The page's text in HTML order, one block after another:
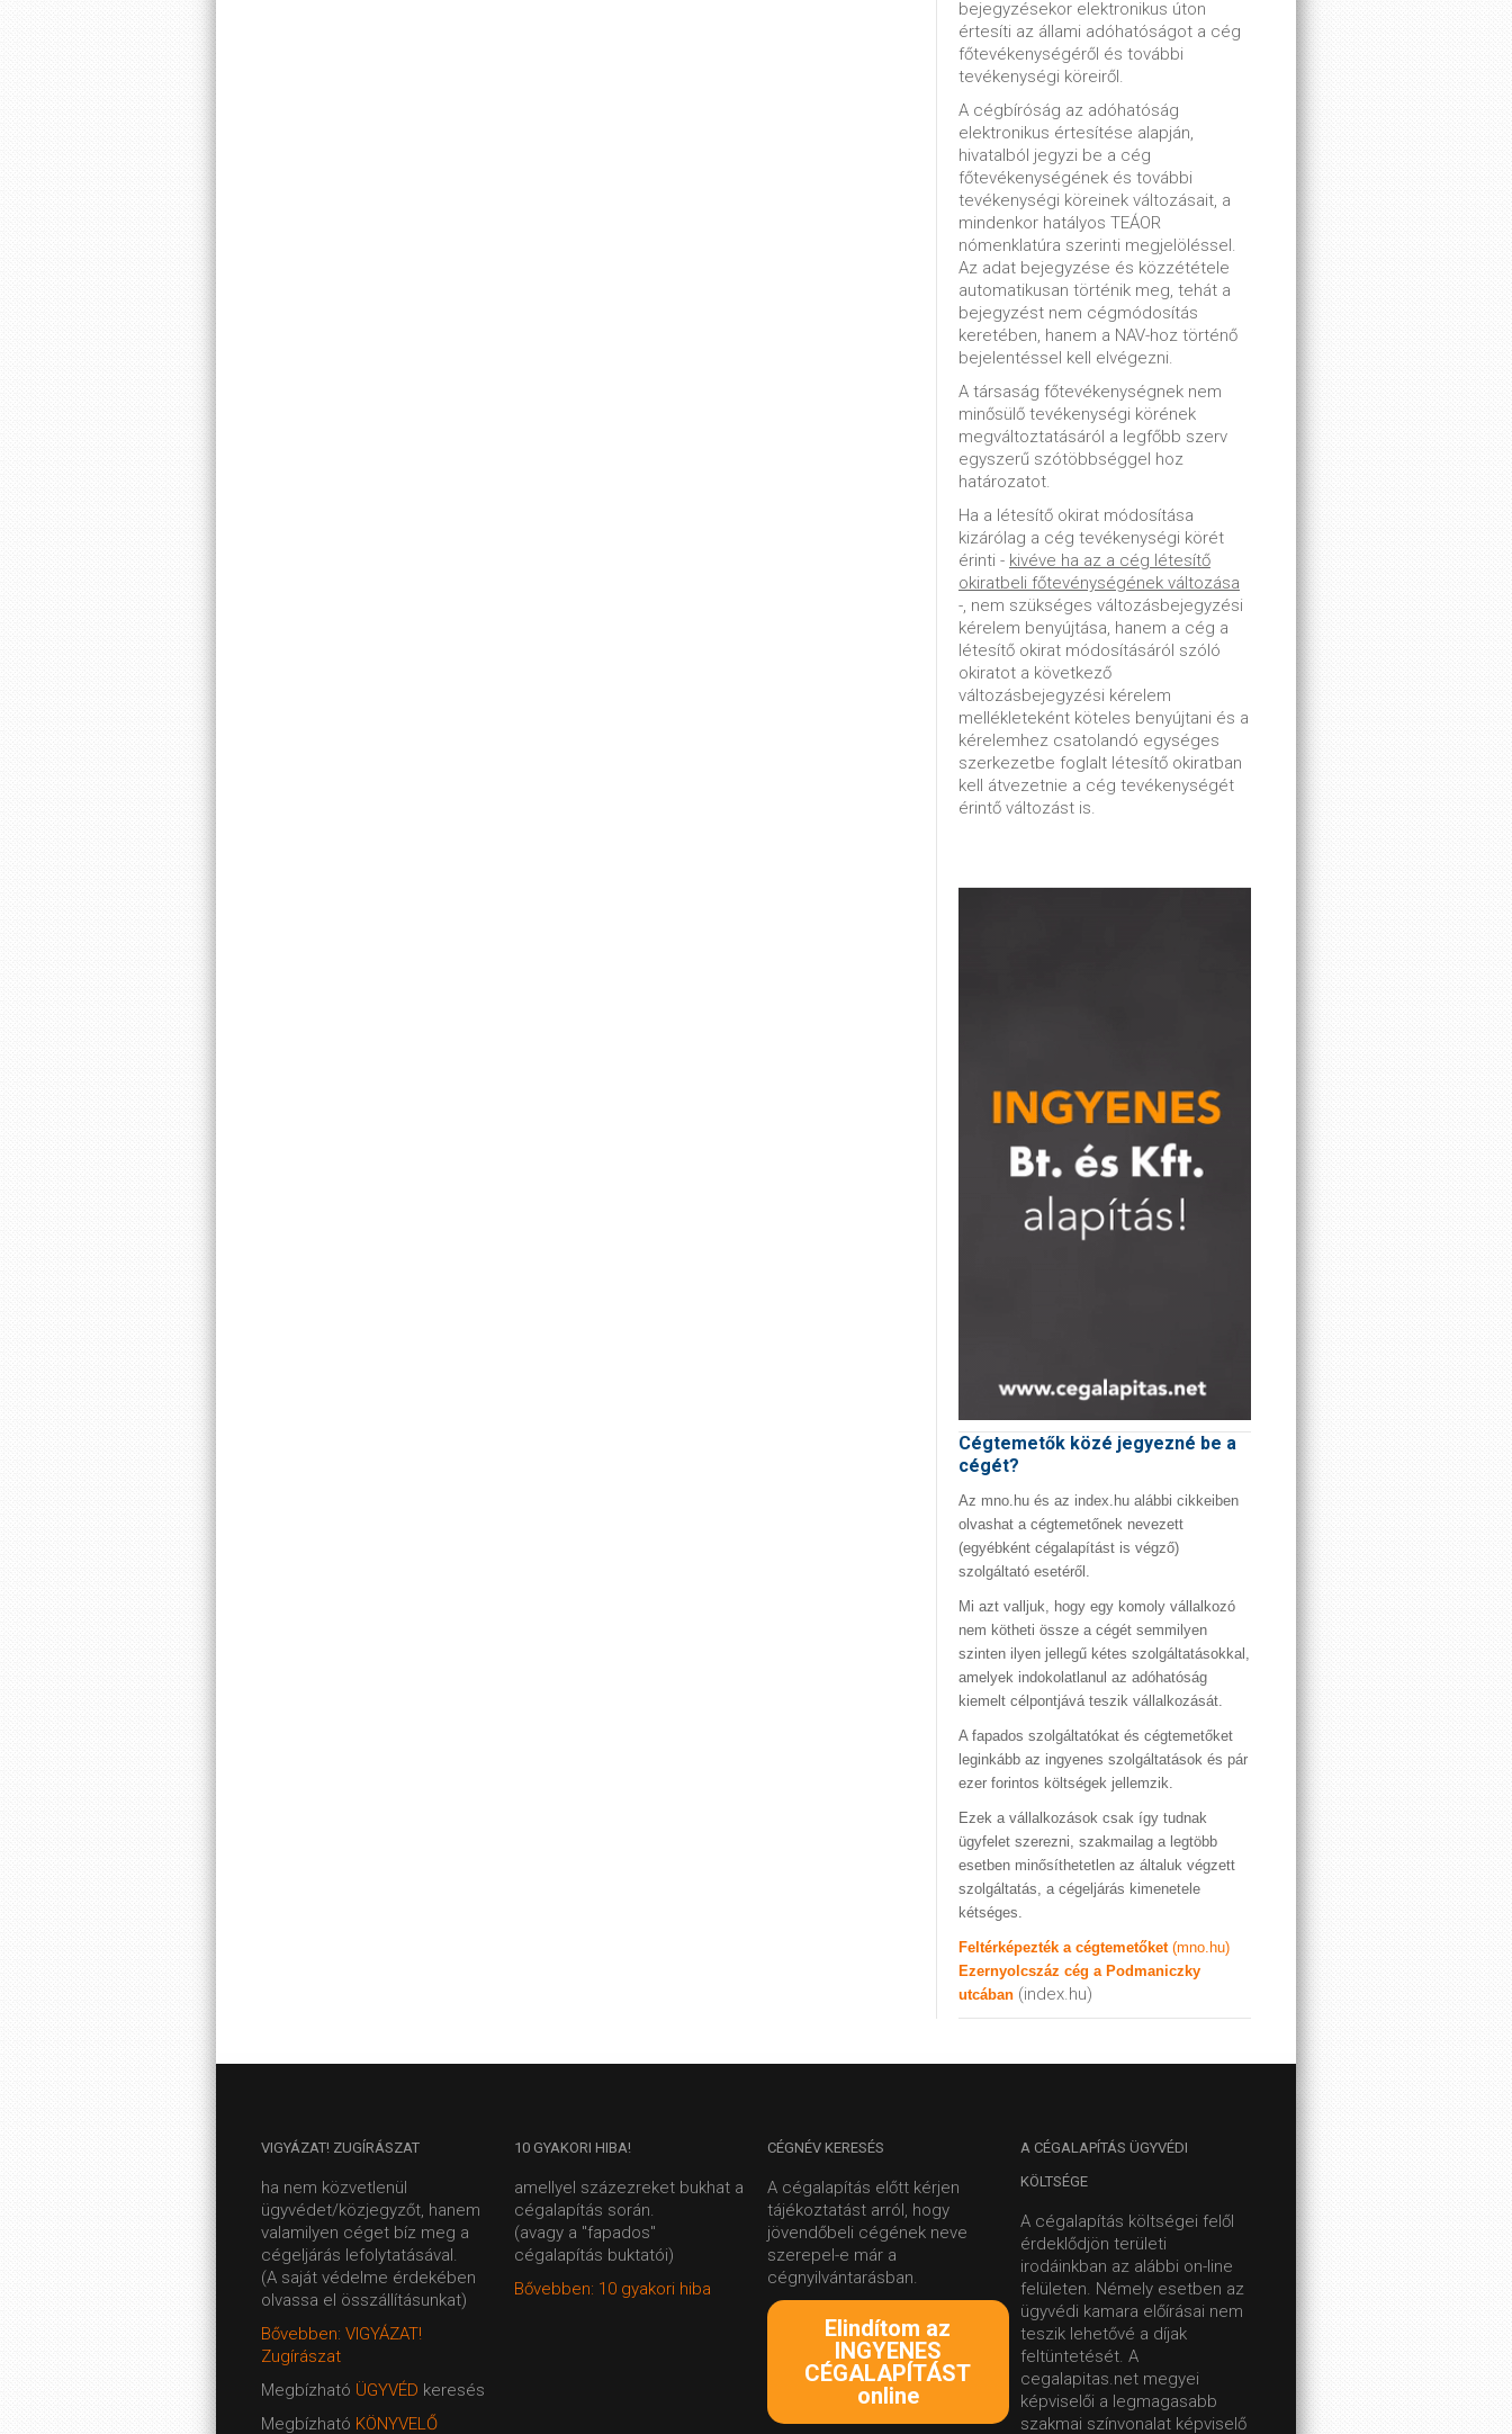
bejegyzésekor elektronikus úton
értesíti az állami adóhatóságot a cég
főtevékenységéről és további
tevékenységi köreiről.
A cégbíróság az adóhatóság
elektronikus értesítése alapján,
hivatalból jegyzi be a cég
főtevékenységének és további
tevékenységi köreinek változásait, a
mindenkor hatályos TEÁOR
nómenklatúra szerinti megjelöléssel.
Az adat bejegyzése és közzététele
automatikusan történik meg, tehát a
bejegyzést nem cégmódosítás
keretében, hanem a NAV-hoz történő
bejelentéssel kell elvégezni.
A társaság főtevékenységnek nem
minősülő tevékenységi körének
megváltoztatásáról a legfőbb szerv
egyszerű szótöbbséggel hoz
határozatot.
Ha a létesítő okirat módosítása
kizárólag a cég tevékenységi körét
érinti - kivéve ha az a cég létesítő
okiratbeli főtevénységének változása
-, nem szükséges változásbejegyzési
kérelem benyújtása, hanem a cég a
létesítő okirat módosításáról szóló
okiratot a következő
változásbejegyzési kérelem
mellékleteként köteles benyújtani és a
kérelemhez csatolandó egységes
szerkezetbe foglalt létesítő okiratban
kell átvezetnie a cég tevékenységét
érintő változást is.
Cégtemetők közé jegyezné be a
cégét?
Az mno.hu és az index.hu alábbi cikkeiben
olvashat a cégtemetőnek nevezett
(egyébként cégalapítást is végző)
szolgáltató esetéről.
Mi azt valljuk, hogy egy komoly vállalkozó
nem kötheti össze a cégét semmilyen
szinten ilyen jellegű kétes szolgáltatásokkal,
amelyek indokolatlanul az adóhatóság
kiemelt célpontjává teszik vállalkozását.
A fapados szolgáltatókat és cégtemetőket
leginkább az ingyenes szolgáltatások és pár
ezer forintos költségek jellemzik.
Ezek a vállalkozások csak így tudnak
ügyfelet szerezni, szakmailag a legtöbb
esetben minősíthetetlen az általuk végzett
szolgáltatás, a cégeljárás kimenetele
kétséges.
Feltérképezték a cégtemetőket (mno.hu)
Ezernyolcszáz cég a Podmaniczky
utcában (index.hu)
VIGYÁZAT! ZUGÍRÁSZAT
ha nem közvetlenül
ügyvédet/közjegyzőt, hanem
valamilyen céget bíz meg a
cégeljárás lefolytatásával.
(A saját védelme érdekében
olvassa el összállításunkat)
Bővebben: VIGYÁZAT!
Zugírászat
Megbízható ÜGYVÉD keresés
Megbízható KÖNYVELŐ
10 GYAKORI HIBA!
amellyel százezreket bukhat a
cégalapítás során.
(avagy a "fapados"
cégalapítás buktatói)
Bővebben: 10 gyakori hiba
CÉGNÉV KERESÉS
A cégalapítás előtt kérjen
tájékoztatást arról, hogy
jövendőbeli cégének neve
szerepel-e már a
cégnyilvántarásban.
Elindítom az
INGYENES
CÉGALAPÍTÁST
online
A CÉGALAPÍTÁS ÜGYVÉDI
KÖLTSÉGE
A cégalapítás költségei felől
érdeklődjön területi
irodáinkban az alábbi on-line
felületen. Némely esetben az
ügyvédi kamara előírásai nem
teszik lehetővé a díjak
feltüntetését. A
cegalapitas.net megyei
képviselői a legmagasabb
szakmai színvonalat képviselő